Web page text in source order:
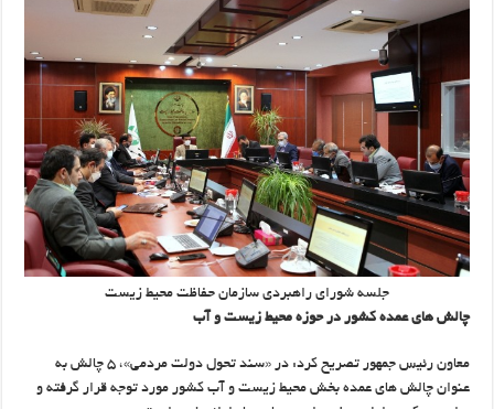
جلسه شورای راهبردی سازمان حفاظت محیط زیست
چالش های عمده کشور در حوزه محیط زیست و آب
معاون رئیس جمهور تصریح کرد: در «سند تحول دولت مردمی»، ۵ چالش به
عنوان چالش های عمده بخش محیط زیست و آب کشور مورد توجه قرار گرفته و